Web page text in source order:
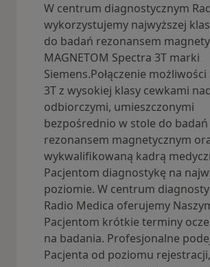
W centrum diagnostycznym
wykorzystujemy najwyższej
do badań rezonansem
MAGNETOM Spectra 3T marki
Siemens.Połączenie
3T z wysokiej klasy cewkami
odbiorczymi, umieszczonymi
bezpośrednio w stole do badań
rezonansem magnetycznym
wykwalifikowaną kadrą
Pacjentom diagnostykę na
poziomie. W centrum
Radio Medica oferujemy
Pacjentom krótkie terminy
na badania. Profesjonalne
Pacjenta od poziomu